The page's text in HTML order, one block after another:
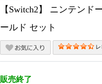
【Switch2】 ニンテン
ールド セット
販売終了